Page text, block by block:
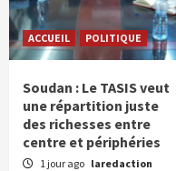
ACCUEIL POLITIQUE
Soudan : Le TASIS veut
une répartition juste
des richesses entre
centre et périphéries
1 jour ago laredaction